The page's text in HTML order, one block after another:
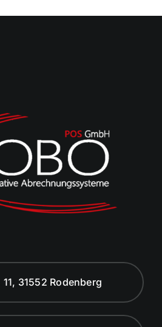
11, 31552 Rodenberg